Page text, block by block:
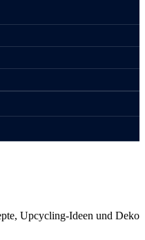
Upcycling-Ideen und Deko